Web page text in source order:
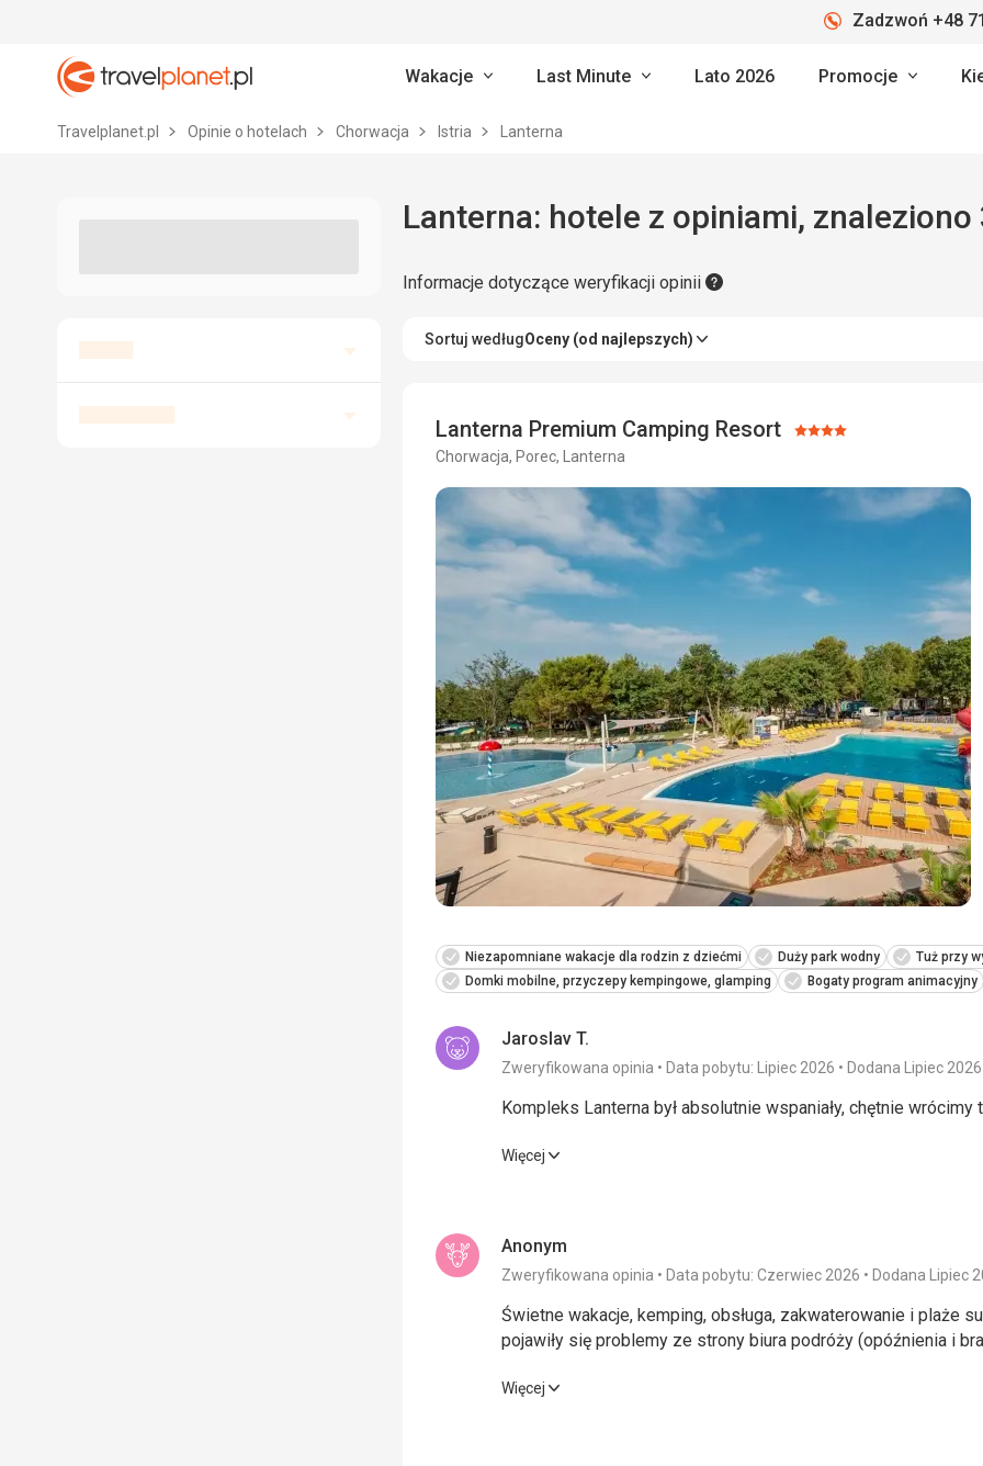
Travelplanet.pl
Zadzwoń +48
Wakacje Last Minute Lato 2026 Promocje
Travelplanet.pl Opinie o hotelach Chorwacja Istria Lanterna
Lanterna: hotele z opiniami, znaleziono
Informacje dotyczące weryfikacji opinii
Sortuj wedługOceny (od najlepszych)
Lanterna Premium Camping Resort Ocena:
Chorwacja, Porec, Lanterna
Niezapomniane wakacje dla rodzin z dziećmi Duży park wodny
Tuż przy
Domki mobilne, przyczepy kempingowe, glamping
Bogaty program animacyjny
Jaroslav T.
Zweryfikowana opinia Data pobytu: Lipiec 2026 Dodana Lipiec 2026
Kompleks Lanterna był absolutnie wspaniały, chętnie wrócimy
Kompleks Lanterna był absolutnie wspaniały, chętnie wrócimy
Zakwaterowanie
Doskonały
Więcej
Anonym
Zweryfikowana opinia Data pobytu: Czerwiec 2026 Dodana Lipiec
Świetne wakacje, kemping, obsługa, zakwaterowanie i plaże
pojawiły się problemy ze strony biura podróży (opóźnienia i
Świetne wakacje, kemping, obsługa, zakwaterowanie i plaże
Więcej